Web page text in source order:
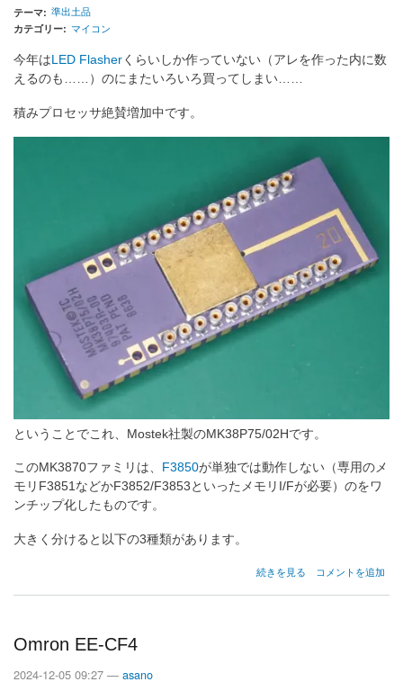
テーマ 準出土品
カテゴリー マイコン
今年は LED Flasher くらいしか作っていない（アレを作った内に数
えるのも……）のにまたいろいろ買ってしまい……
積みプロセッサ絶賛増加中です。
ということでこれ、Mostek社製のMK38P75/02Hです。
このMK3870ファミリは、 F3850が単独では動作しない（専用のメ
モリF3851などかF3852/F3853といったメモリI/Fが必要）のをワ
ンチップ化したものです。
大きく分けると以下の3種類があります。
Mostek
続きを見る コメントを追加
Omron EE-CF4
2024-12-05 09:27 — asano